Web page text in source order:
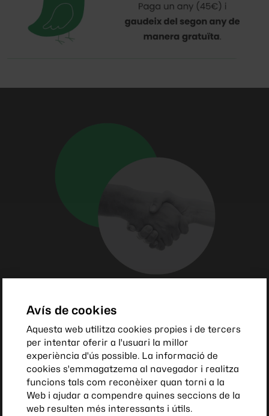
Col·labora amb nosaltres
La nostra associació és possible gràcies a la
implicació i el suport dels nostres membres i
col·laboradors.
Per convertir-te en soci o sòcia de la nostra entitat i
gaudir dels avantatges associats, només cal que
Avís de cookies
Aquesta web utilitza cookies propies i de tercers
per intentar oferir a l'usuari la millor
experiència d'ús possible. La informació de
cookies s'emmagatzema al navegador i realitza
funcions tals com reconèixer quan torni a la
Web i ajudar a compendre quines seccions de la
web resulten més interessants i útils.